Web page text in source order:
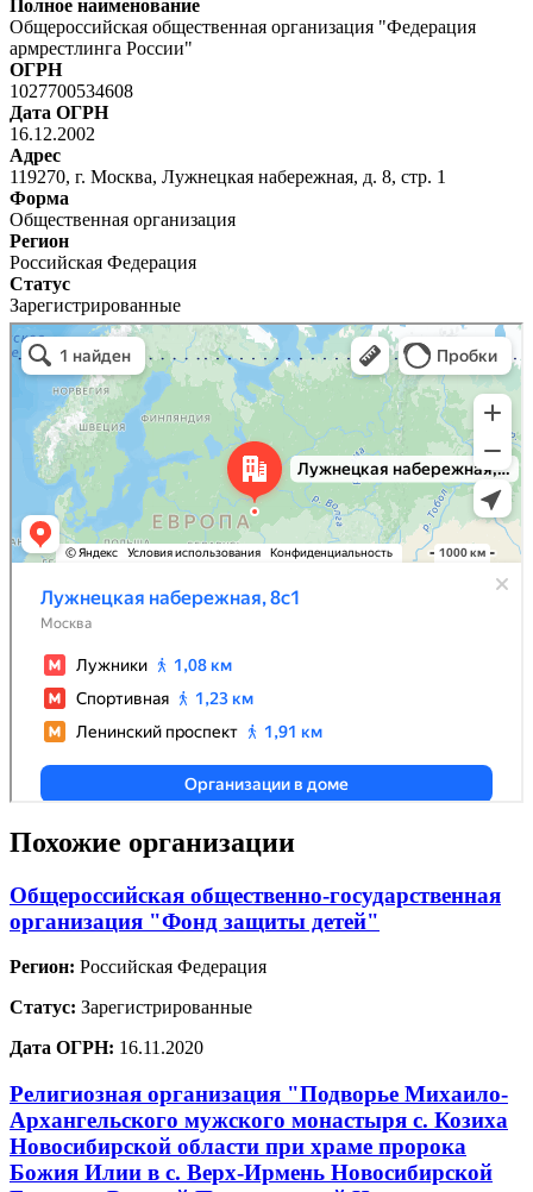
Полное наименование
Общероссийская общественная организация "Федерация
армрестлинга России"
ОГРН
1027700534608
Дата ОГРН
16.12.2002
Адрес
119270, г. Москва, Лужнецкая набережная, д. 8, стр. 1
Форма
Общественная организация
Регион
Российская Федерация
Статус
Зарегистрированные
Похожие организации
Общероссийская общественно-государственная
организация "Фонд защиты детей"
Регион: Российская Федерация
Статус: Зарегистрированные
Дата ОГРН: 16.11.2020
Религиозная организация "Подворье Михаило-
Архангельского мужского монастыря с. Козиха
Новосибирской области при храме пророка
Божия Илии в с. Верх-Ирмень Новосибирской